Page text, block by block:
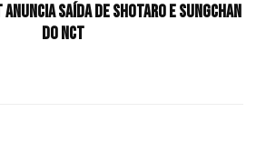
SAÍDA DE SHOTARO E SUNGCHAN
DO NCT